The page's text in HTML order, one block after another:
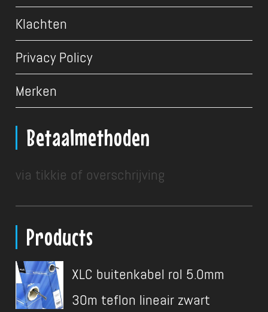
Klachten
Privacy Policy
Merken
Betaalmethoden
via tikkie of overschrijving
Products
XLC buitenkabel rol 5.0mm
30m teflon lineair zwart